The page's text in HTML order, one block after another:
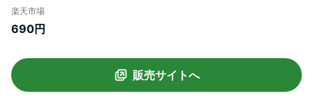
子供アームカバー 冷感 アームカバー 子ど
も UVカット 子供用 キッズ アームカバー
の子 紫外線対策 ひんやり 高温真夏 猛暑 熱
中症 暑さ対策
楽天市場
690円
販売サイトへ